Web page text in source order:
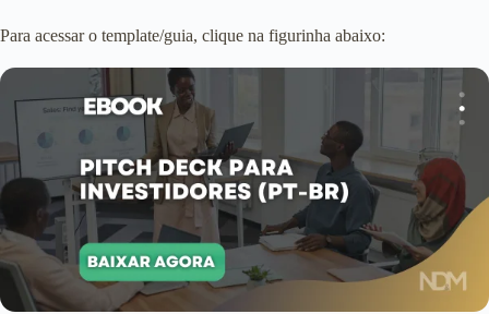
Para acessar o template/guia, clique na figurinha abaixo: